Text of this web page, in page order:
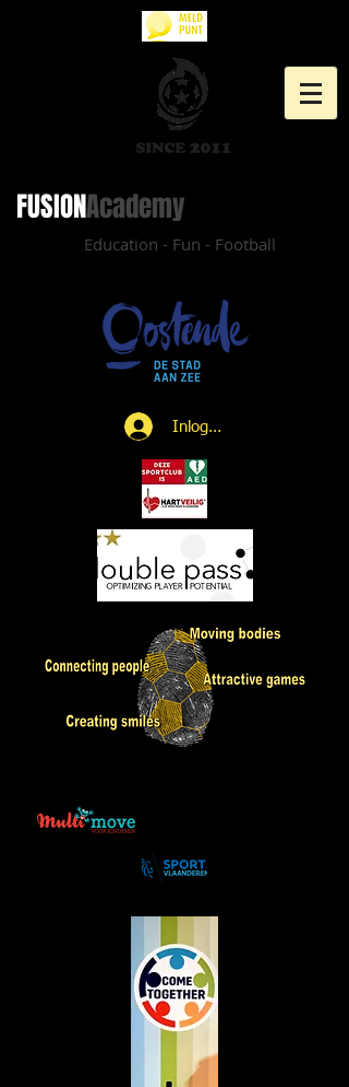
FUSION​Academy
Education - Fun - Football
Inloggen